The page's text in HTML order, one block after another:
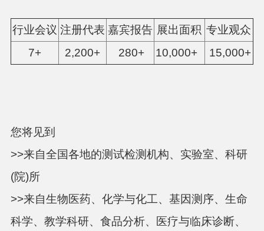
行业会议 注册代表 嘉宾报告 展出面积 专业观众
7+
2,200+ 280+ 10,000+ 15,000+
您将见到
>>来自全国各地的测试检测机构、实验室、科研
(院)所
>>来自生物医药、化学与化工、基因测序、生命
科学、教学科研、食品分析、医疗与临床诊断、